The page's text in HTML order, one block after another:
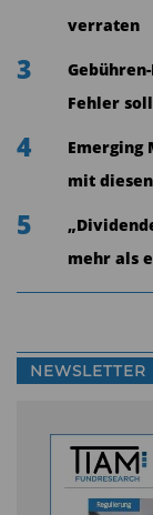
die niedrigen
Renditen
Es ist eine
nicht zuletzt
von Spies
übertrifft. Der
Prozent per
dieses
verraten
3
Fehler
4
Emerging
mit
5
mehr als
NEWSLETTER